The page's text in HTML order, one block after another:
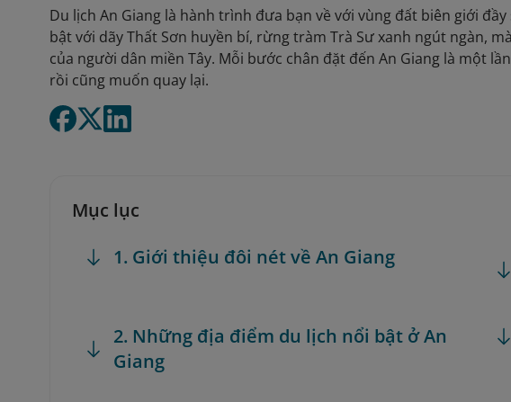
Du lịch An Giang là hành trình đưa bạn về với vùng đất biên giới
bật với dãy Thất Sơn huyền bí, rừng tràm Trà Sư xanh ngút ngàn,
của người dân miền Tây. Mỗi bước chân đặt đến An Giang là một
rồi cũng muốn quay lại.
Mục lục
1. Giới thiệu đôi nét về An Giang
2. Những địa điểm du lịch nổi bật ở An
Giang